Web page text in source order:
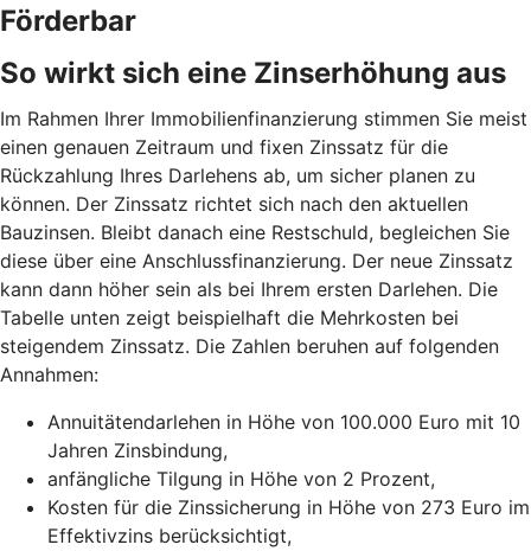
Förderbar
So wirkt sich eine Zinserhöhung aus
Im Rahmen Ihrer Immobilienfinanzierung stimmen Sie meist
einen genauen Zeitraum und fixen Zinssatz für die
Rückzahlung Ihres Darlehens ab, um sicher planen zu
können. Der Zinssatz richtet sich nach den aktuellen
Bauzinsen. Bleibt danach eine Restschuld, begleichen Sie
diese über eine Anschlussfinanzierung. Der neue Zinssatz
kann dann höher sein als bei Ihrem ersten Darlehen. Die
Tabelle unten zeigt beispielhaft die Mehrkosten bei
steigendem Zinssatz. Die Zahlen beruhen auf folgenden
Annahmen:
Annuitätendarlehen in Höhe von 100.000 Euro mit 10
Jahren Zinsbindung,
anfängliche Tilgung in Höhe von 2 Prozent,
Kosten für die Zinssicherung in Höhe von 273 Euro im
Effektivzins berücksichtigt,